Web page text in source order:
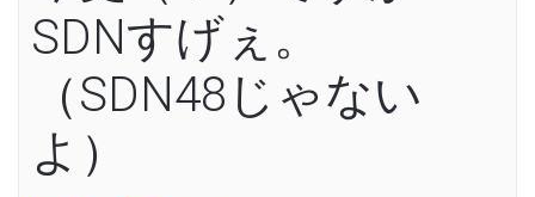
SDNすげぇ。
（SDN48じゃない
よ）